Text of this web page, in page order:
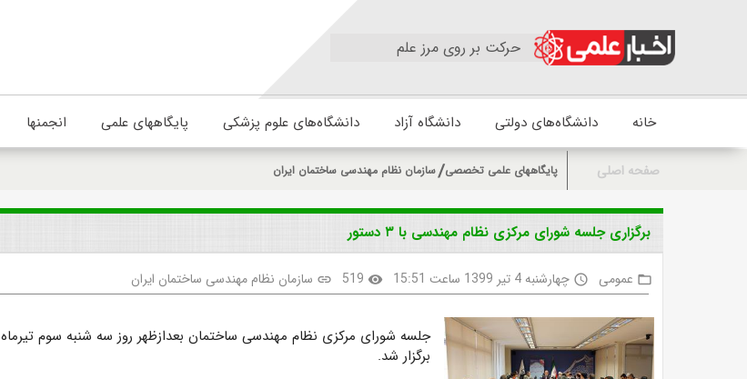
حرکت بر روی مرز علم
خانه دانشگاه‌های دولتی دانشگاه آزاد دانشگاه‌های علوم پزشکی پایگاههای علمی انجمنها
صفحه اصلی پایگاههای علمی تخصصی سازمان نظام مهندسی ساختمان ایران
برگزاری جلسه شورای مرکزی نظام مهندسی با ۳ دستور
folder_open عمومی access_time چهارشنبه 4 تیر 1399 ساعت 15:51 visibility
519
link سازمان نظام مهندسی ساختمان ایران
جلسه شوراى مرکزی نظام مهندسی ساختمان بعدازظهر روز سه شنبه سوم تیرماه
برگزار شد.